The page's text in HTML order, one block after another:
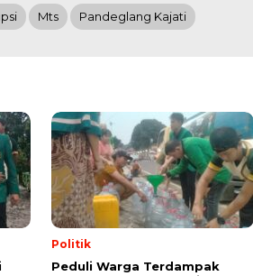
Mts Pandeglang Kajati
Politik
Peduli Warga Terdampak